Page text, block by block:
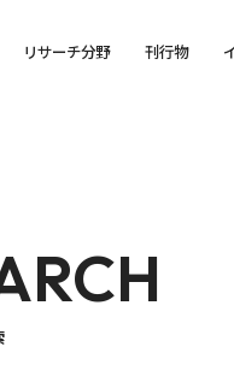
リサーチ分野 刊行物